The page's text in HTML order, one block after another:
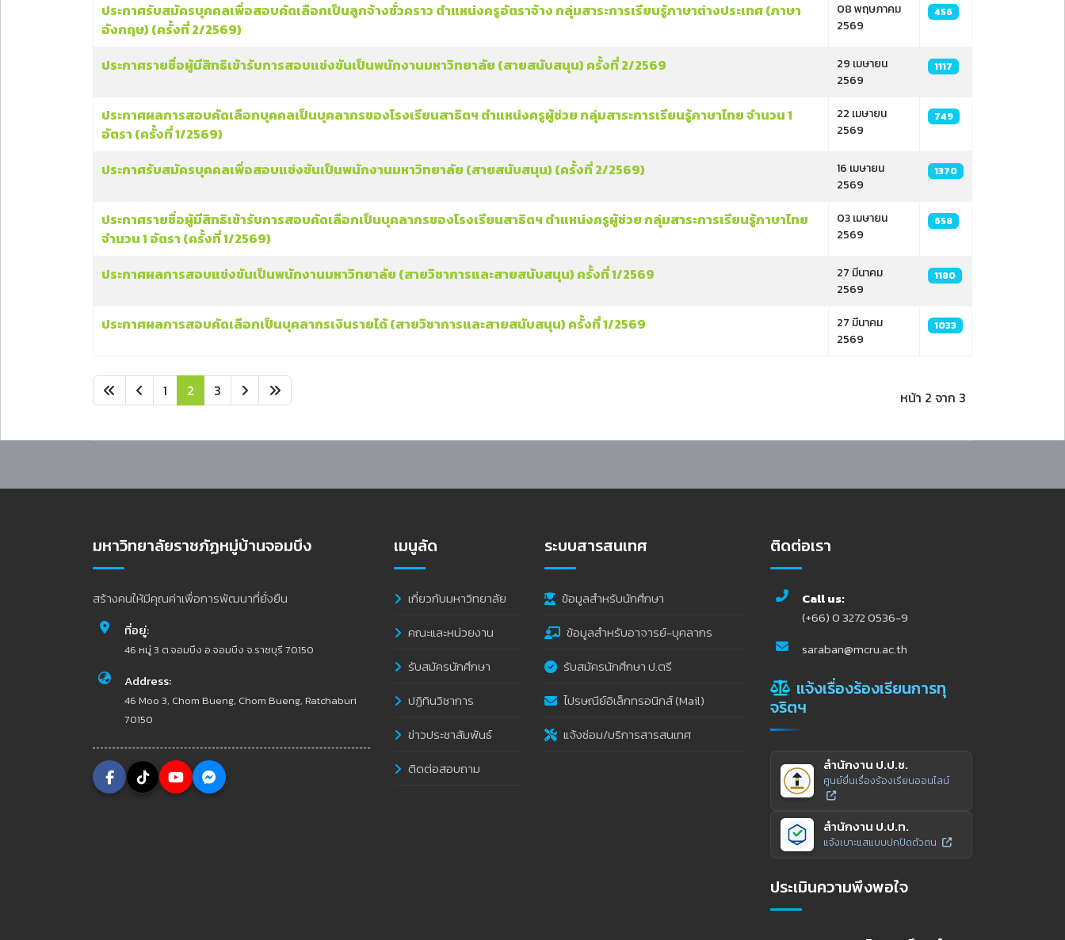
ประกาศรับสมัครบุคคลเพื่อสอบคัดเลือกเป็นลูกจ้างชั่วคราว ตำแหน่งครูอัตราจ้าง กลุ่มสาระการเรียนรู้ภาษาต่างประเทศ (ภาษา
อังกฤษ) (ครั้งที่ 2/2569)
08 พฤษภาคม
2569
456
ประกาศรายชื่อผู้มีสิทธิเข้ารับการสอบแข่งขันเป็นพนักงานมหาวิทยาลัย (สายสนับสนุน) ครั้งที่ 2/2569
29 เมษายน
2569
1117
ประกาศผลการสอบคัดเลือกบุคคลเป็นบุคลากรของโรงเรียนสาธิตฯ ตำแหน่งครูผู้ช่วย กลุ่มสาระการเรียนรู้ภาษาไทย จำนวน 1
อัตรา (ครั้งที่ 1/2569)
22 เมษายน
2569
749
ประกาศรับสมัครบุคคลเพื่อสอบแข่งขันเป็นพนักงานมหาวิทยาลัย (สายสนับสนุน) (ครั้งที่ 2/2569)
16 เมษายน
2569
1370
ประกาศรายชื่อผู้มีสิทธิเข้ารับการสอบคัดเลือกเป็นบุคลากรของโรงเรียนสาธิตฯ ตำแหน่งครูผู้ช่วย กลุ่มสาระการเรียนรู้ภาษาไทย
จำนวน 1 อัตรา (ครั้งที่ 1/2569)
03 เมษายน
2569
658
ประกาศผลการสอบแข่งขันเป็นพนักงานมหาวิทยาลัย (สายวิชาการและสายสนับสนุน) ครั้งที่ 1/2569
27 มีนาคม
2569
1180
ประกาศผลการสอบคัดเลือกเป็นบุคลากรเงินรายได้ (สายวิชาการและสายสนับสนุน) ครั้งที่ 1/2569
27 มีนาคม
2569
1033
หน้า 2 จาก 3
1 2 3
มหาวิทยาลัยราชภัฏหมู่บ้านจอมบึง
สร้างคนให้มีคุณค่าเพื่อการพัฒนาที่ยั่งยืน
ที่อยู่:
46 หมู่ 3 ต.จอมบึง อ.จอมบึง จ.ราชบุรี 70150
Address:
46 Moo 3, Chom Bueng, Chom Bueng, Ratchaburi
70150
เมนูลัด
เกี่ยวกับมหาวิทยาลัย
คณะและหน่วยงาน
รับสมัครนักศึกษา
ปฏิทินวิชาการ
ข่าวประชาสัมพันธ์
ติดต่อสอบถาม
ระบบสารสนเทศ
ข้อมูลสำหรับนักศึกษา
ข้อมูลสำหรับอาจารย์-บุคลากร
รับสมัครนักศึกษา ป.ตรี
ไปรษณีย์อิเล็กทรอนิกส์ (Mail)
แจ้งซ่อม/บริการสารสนเทศ
ติดต่อเรา
Call us:
(+66) 0 3272 0536-9
saraban@mcru.ac.th
แจ้งเรื่องร้องเรียนการทุ
จริตฯ
สำนักงาน ป.ป.ช.
ศูนย์ยื่นเรื่องร้องเรียนออนไลน์
สำนักงาน ป.ป.ท.
แจ้งเบาะแสแบบปกปิดตัวตน
ประเมินความพึงพอใจ